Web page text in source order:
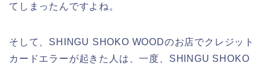
てしまったんですよね。
そして、SHINGU SHOKO WOODのお店でクレジット
カードエラーが起きた人は、一度、SHINGU SHOKO